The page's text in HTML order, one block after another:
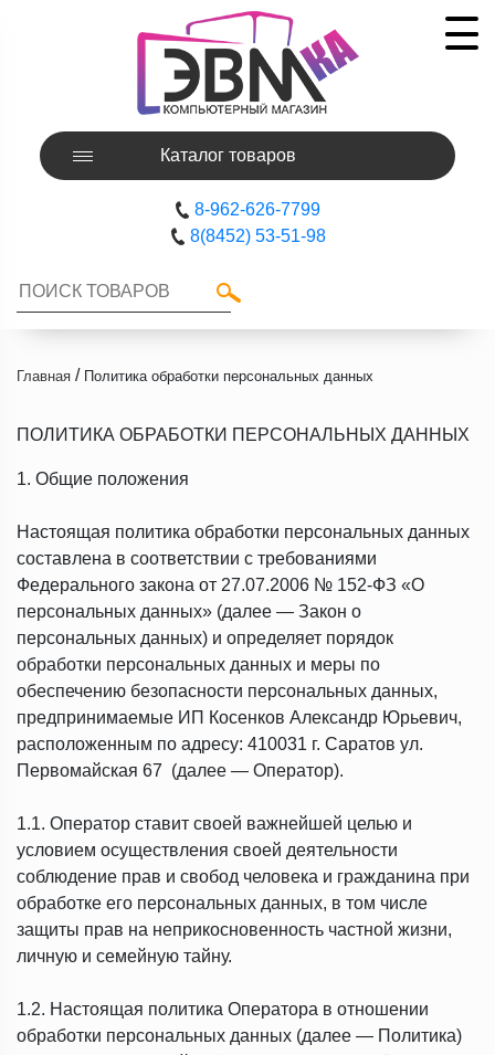
Каталог товаров
8-962-626-7799
8(8452) 53-51-98
Главная / Политика обработки персональных данных
ПОЛИТИКА ОБРАБОТКИ ПЕРСОНАЛЬНЫХ ДАННЫХ
1. Общие положения
Настоящая политика обработки персональных данных
составлена в соответствии с требованиями
Федерального закона от 27.07.2006 № 152-ФЗ «О
персональных данных» (далее — Закон о
персональных данных) и определяет порядок
обработки персональных данных и меры по
обеспечению безопасности персональных данных,
предпринимаемые ИП Косенков Александр Юрьевич,
расположенным по адресу: 410031 г. Саратов ул.
Первомайская 67 (далее — Оператор).
1.1. Оператор ставит своей важнейшей целью и
условием осуществления своей деятельности
соблюдение прав и свобод человека и гражданина при
обработке его персональных данных, в том числе
защиты прав на неприкосновенность частной жизни,
личную и семейную тайну.
1.2. Настоящая политика Оператора в отношении
обработки персональных данных (далее — Политика)